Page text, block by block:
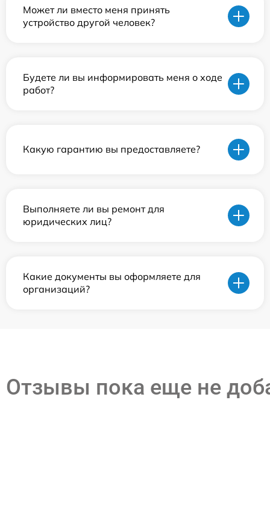
Может ли вместо меня принять
устройство другой человек?
Будете ли вы информировать меня о ходе
работ?
Какую гарантию вы предоставляете?
Выполняете ли вы ремонт для
юридических лиц?
Какие документы вы оформляете для
организаций?
Отзывы пока еще не